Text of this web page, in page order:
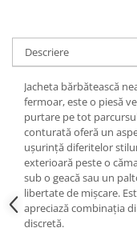
Descriere
Jacheta bărbătească
fermoar, este o piesă
purtare pe tot
conturată oferă un
ușurință diferitelor
exterioară peste o
sub o geacă sau un
libertate de mișcare.
apreciază combinația
discretă.